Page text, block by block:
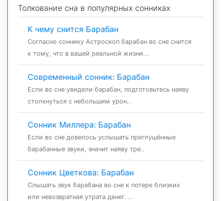
Толкование сна в популярных сонниках
К чему снится Барабан
Согласно соннику Астроскоп барабан во сне снится
к тому, что в вашей реальной жизни...
Современный сонник: Барабан
Если во сне увидели барабан, подготовьтесь наяву
столкнуться с небольшим урон..
Сонник Миллера: Барабан
Если во сне довелось услышать приглушённые
барабанные звуки, значит наяву тре..
Сонник Цветкова: Барабан
Слышать звук барабана во сне к потере близких
или невозвратная утрата денег. ..